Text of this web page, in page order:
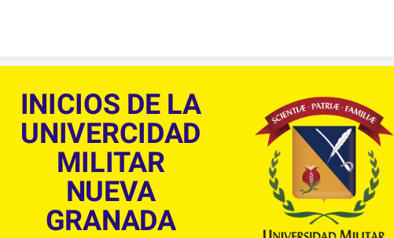
INICIOS DE LA
UNIVERCIDAD
MILITAR
NUEVA
GRANADA